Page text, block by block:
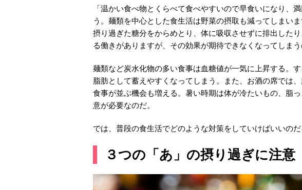
「温かい食べ物とくらべて食べやすいので早食いになり、
う。麺類を中心とした食生活は野菜の摂取も減ってしまい
摂り過ぎた糖分をからめとり、体に吸収させずに排出した
る働きがありますが、その効果が期待できなくなってしまう
麺類など炭水化物の多い食事は血糖値が一気に上昇する。
脂肪として蓄えやすくなってしまう。また、お酒の席では
食事が並ぶ機会も増える。暑い時期は体が冷たいもの、脂
意が必要なのだ。
では、普段の食生活でどのような対策をしていけばいいのだ
３つの「あ」の摂り過ぎに注意